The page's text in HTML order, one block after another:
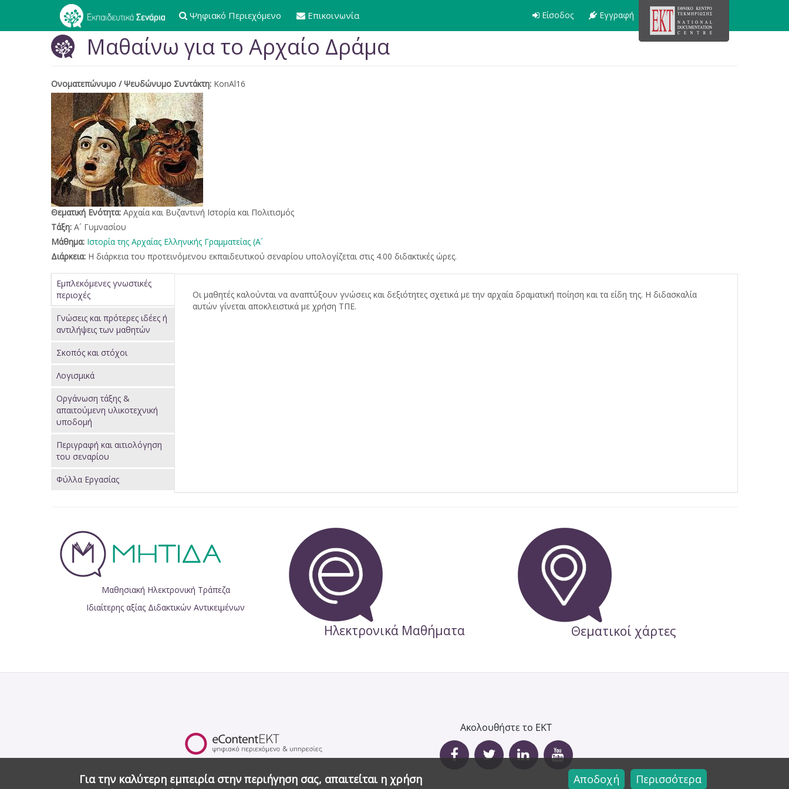
το
Ψηφιακό Περιεχόμενο Επικοινωνία Είσοδος Εγγραφή
Μαθαίνω για το Αρχαίο Δράμα
Ονοματεπώνυμο / Ψευδώνυμο Συντάκτη: KonAl16
Θεματική Ενότητα: Αρχαία και Βυζαντινή Ιστορία και Πολιτισμός
Τάξη: Α´ Γυμνασίου
Μάθημα: Ιστορία της Αρχαίας Ελληνικής Γραμματείας (Α´
Διάρκεια: Η διάρκεια του προτεινόμενου εκπαιδευτικού σεναρίου υπολογίζεται στις 4.00 διδακτικές ώρες.
Κατακόρυφες
καρτέλες
Εμπλεκόμενες γνωστικές
περιοχές
(ενεργή
καρτέλα)
Γνώσεις και πρότερες ιδέες ή
αντιλήψεις των μαθητών
Σκοπός και στόχοι
Λογισμικά
Οργάνωση τάξης &
απαιτούμενη υλικοτεχνική
υποδομή
Περιγραφή και αιτιολόγηση
του σεναρίου
Φύλλα Εργασίας
Οι μαθητές καλούνται να αναπτύξουν γνώσεις και δεξιότητες σχετικά με την αρχαία δραματική ποίηση και τα είδη της. Η διδασκαλία
αυτών γίνεται αποκλειστικά με χρήση ΤΠΕ.
Μαθησιακή Ηλεκτρονική Τράπεζα
Ιδιαίτερης αξίας Διδακτικών Αντικειμένων
Ηλεκτρονικά Μαθήματα Θεματικοί χάρτες
Για την καλύτερη εμπειρία στην περιήγηση σας, απαιτείται η χρήση
Αποδοχή Περισσότερα